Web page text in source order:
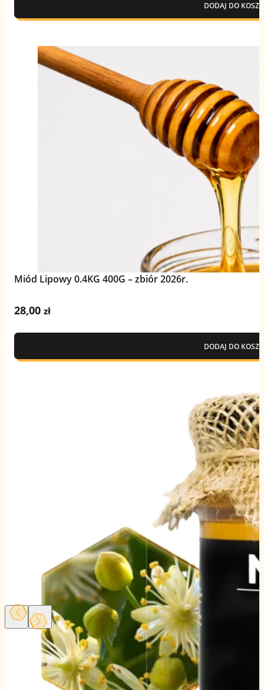
DODAJ DO
Miód Lipowy 0.4KG 400G – zbiór 2026r.
28,00zł
DODAJ DO